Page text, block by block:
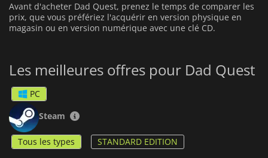
Avant d'acheter Dad Quest, prenez le temps de comparer les
prix, que vous préfériez l'acquérir en version physique en
magasin ou en version numérique avec une clé CD.
Les meilleures offres pour Dad Quest
PC
Steam
Tous les types STANDARD EDITION